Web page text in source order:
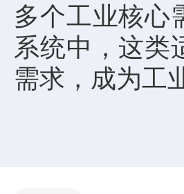
多个工业核心
系统中，这类
需求，成为工